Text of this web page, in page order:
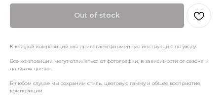
Out of stock
К каждой композиции мы прилагаем фирменную инструкцию по уходу.
Все композиции могут отличаться от фотографии, в зависимости от сезона и
наличия цветов.
В любом случае мы сохраним стиль, цветовую гамму и общее восприятие
композиции.